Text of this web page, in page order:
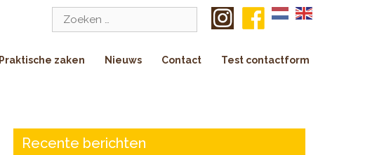
Zoek
naar:
Praktische zaken Nieuws Contact Test contactform
Recente berichten